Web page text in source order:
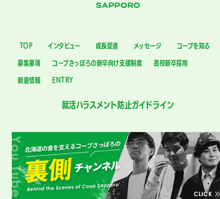
TOP インタビュー 成長促進 メッセージ コープを知る
募集要項 コープさっぽろの新卒向け支援制度 高校新卒採用
新着情報 ENTRY
就活ハラスメント防止ガイドライン